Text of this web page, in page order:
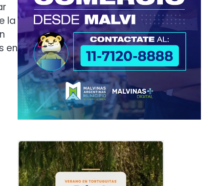
la
en